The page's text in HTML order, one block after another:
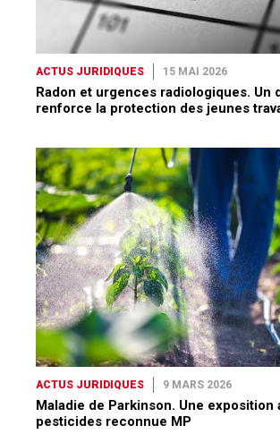
ACTUS JURIDIQUES 15 MAI 2026
Radon et urgences radiologiques. Un
renforce la protection des jeunes
ACTUS JURIDIQUES 9 MARS 2026
Maladie de Parkinson. Une exposition
pesticides reconnue MP